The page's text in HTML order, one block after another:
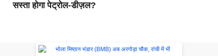
सस्ता होगा पेट्रोल-डीज़ल?